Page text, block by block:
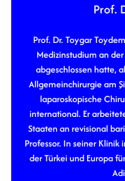
Prof.
Prof. Dr. Toygar
Medizinstudium an
abgeschlossen hatte,
Allgemeinchirurgie am
laparoskopische
international. Er
Staaten an revisional
Professor. In seiner
der Türkei und Europa